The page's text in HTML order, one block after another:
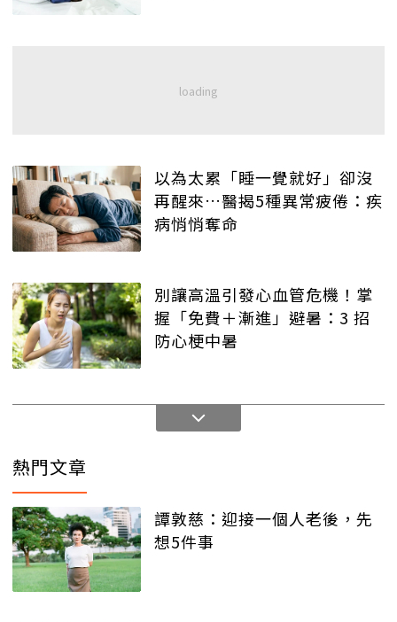
以為太累「睡一覺就好」卻沒
再醒來…醫揭5種異常疲倦：疾
病悄悄奪命
別讓高溫引發心血管危機！掌
握「免費＋漸進」避暑：3 招
防心梗中暑
熱門文章
譚敦慈：迎接一個人老後，先
想5件事